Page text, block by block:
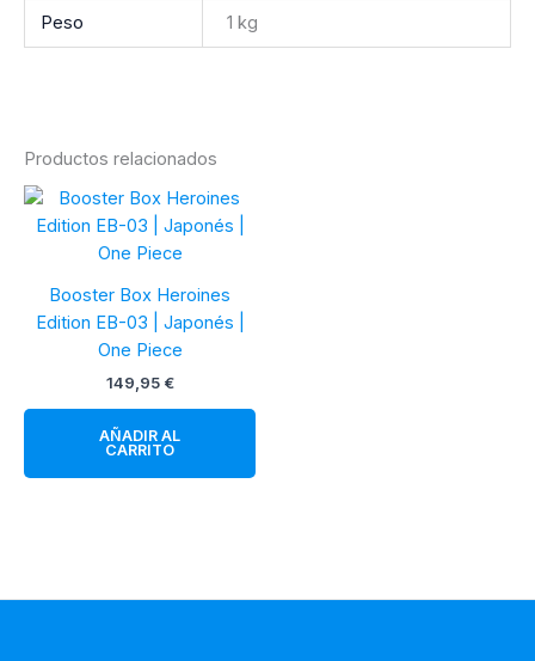
Peso 1 kg
Productos relacionados
Booster Box Heroines
Edition EB-03 | Japonés |
One Piece
149,95 €
AÑADIR AL
CARRITO